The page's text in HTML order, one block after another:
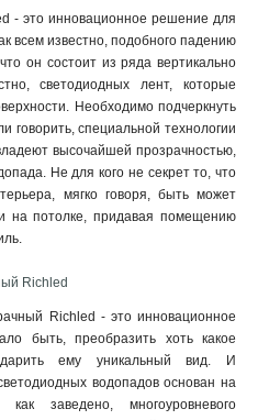
- это инновационное решение для
всем известно, подобного падению
он состоит из ряда вертикально
светодиодных лент, которые
Необходимо подчеркнуть
говорить, специальной технологии
высочайшей прозрачностью,
Не для кого не секрет то, что
мягко говоря, быть может
на потолке, придавая помещению
Richled
Richled - это инновационное
быть, преобразить хоть какое
ему уникальный вид. И
водопадов основан на
заведено, многоуровневого